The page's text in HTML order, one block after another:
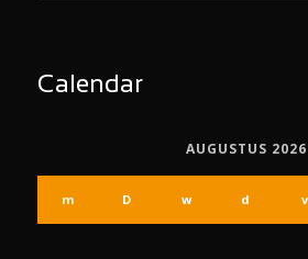
Calendar
AUGUSTUS 2026
m D w d v